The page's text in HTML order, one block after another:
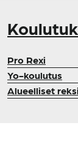
Pro Rexi
Yo-koulutus
Alueelliset